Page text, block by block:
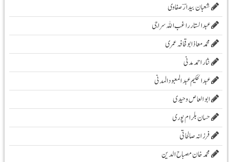
شعبان بیدارؔ صفاوی
عبدالستار راغب اللہ سراجی
محمدمعاذابوقحافہ عمری
نثار احمد مدنی
عبدالحکیم عبدالمعبودالمدنی
ابو العاص وحیدی
حسان بلرام پوری
فرزانہ صالحاتی
محمد خان مصباح الدین